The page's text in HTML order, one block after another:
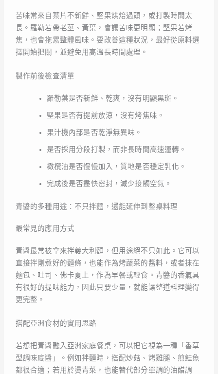
苦味常來自葉片不新鮮、堅果烘焙過頭，或打製時間太
長。羅勒若帶老莖、黃葉，會讓苦味更明顯；堅果若烤
焦，也會拖累整體風味。要改善這種狀況，最好從原料選
擇開始把關，並避免用高溫長時間處理。
製作前後檢查清單
羅勒葉是否新鮮、乾爽，沒有明顯黑斑。
堅果是否有提前放涼，沒有烤焦味。
果汁機內部是否乾淨無異味。
是否採用分段打製，而非長時間高速運轉。
橄欖油是否慢慢加入，質地是否穩定乳化。
完成後是否盡快密封，減少接觸空氣。
青醬的多種用途：不只拌麵，還能延伸到整桌料理
最常見的應用方式
青醬最常被拿來拌義大利麵，但用途絕不只如此。它可以
直接拌剛煮好的麵條，也能作為烤蔬菜的醬料，或者抹在
麵包、吐司、佛卡夏上，作為早餐或輕食。青醬的香氣具
有很好的提味能力，因此只要少量，就能讓整道料理變得
更完整。
搭配亞洲食材的實用思路
若想把青醬融入亞洲家庭餐桌，可以把它視為一種「香草
型調味底醬」。例如拌麵時，搭配炒菇、烤雞腿、煎鮭魚
都很合適；若用於燙青菜，也能替代部分單調的油醋調